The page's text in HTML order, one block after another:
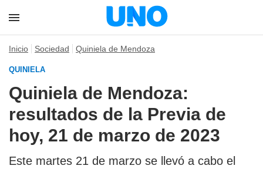
Inicio Sociedad Quiniela de Mendoza
QUINIELA
Quiniela de Mendoza:
resultados de la Previa de
hoy, 21 de marzo de 2023
Este martes 21 de marzo se llevó a cabo el